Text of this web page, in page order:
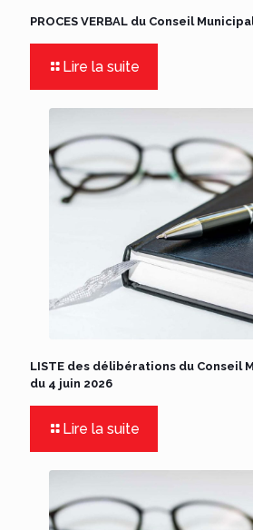
PROCES VERBAL du Conseil
Lire la suite
LISTE des délibérations du Conseil
du 4 juin 2026
Lire la suite